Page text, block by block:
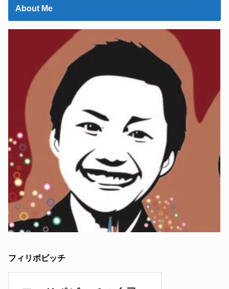
About Me
フィリポビッチ